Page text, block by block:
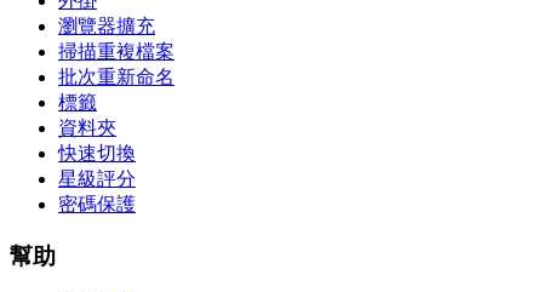
瀏覽器擴充
掃描重複檔案
批次重新命名
標籤
資料夾
快速切換
星級評分
密碼保護
幫助